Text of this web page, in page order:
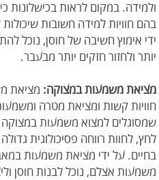
ולמידה. במקום לראות בכישלונות
בהם חוויות למידה חשובות
ידי אימוץ חשיבה של חוסן, נוכל
יותר ולחזור חזקים יותר מבעבר.
מציאת משמעות במצוקה: מציאת
חוויות קשות ומציאת מטרה
שמסוגלים למצוא משמעות במצוקה
לחץ, לחוות רווחה פסיכולוגית
בחיים. על ידי מציאת משמעות
משמעות אצלם, נוכל לבנות חוסן